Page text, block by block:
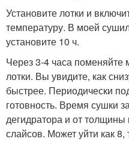
Установите лотки и
температуру. В моей
установите 10 ч.
Через 3-4 часа
лотки. Вы увидите, как
быстрее. Периодически
готовность. Время сушки
дегидратора и от
слайсов. Может уйти как 8,